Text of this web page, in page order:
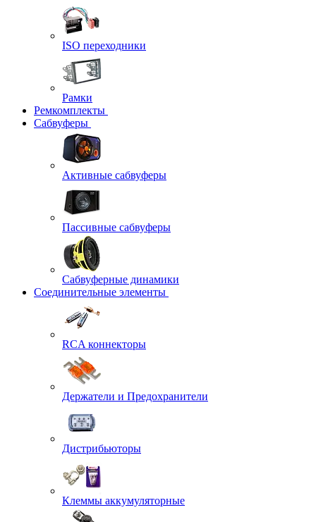
ISO переходники
Рамки
Ремкомплекты
Сабвуферы
Активные сабвуферы
Пассивные сабвуферы
Сабвуферные динамики
Соединительные элементы
RCA коннекторы
Держатели и Предохранители
Дистрибьюторы
Клеммы аккумуляторные